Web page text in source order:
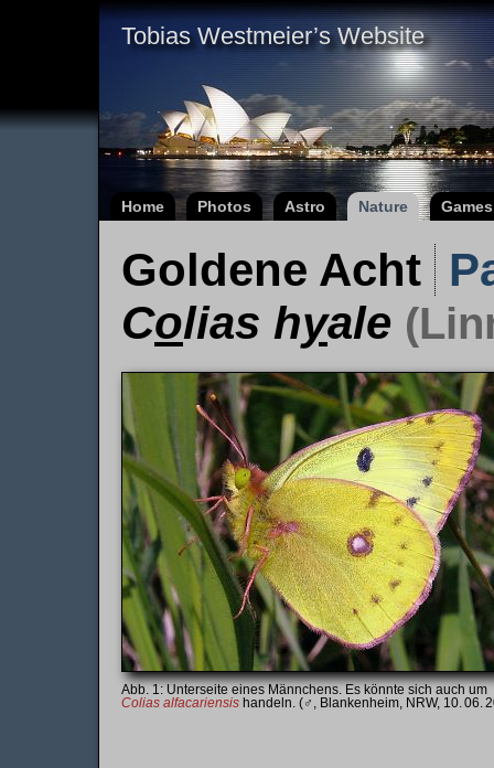
Tobias Westmeier’s Website
Home Photos Astro Nature Games
Goldene Acht
Colias hyale
Unterseite eines Männchens. Es könnte sich auch um
Colias alfacariensis handeln. (♂, Blankenheim, NRW, 10. 06.